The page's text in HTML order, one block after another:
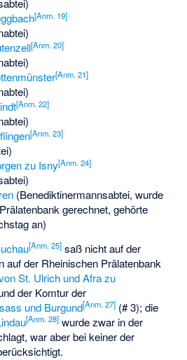
[Anm. 19]
[Anm. 20]
[Anm. 21]
[Anm. 22]
[Anm. 23]
zu Isny[Anm. 24]
(Benediktinermannsabtei, wurde
gerechnet, gehörte
an)
[Anm. 25] saß nicht auf der
auf der Rheinischen Prälatenbank
St. Ulrich und Afra zu
der Komtur der
und Burgund[Anm. 27] (# 3); die
[Anm. 28] wurde zwar in der
war aber bei keiner der